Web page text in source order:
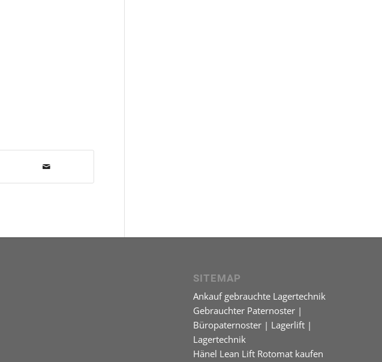
SITEMAP
Ankauf gebrauchte Lagertechnik
Gebrauchter Paternoster |
Büropaternoster | Lagerlift |
Lagertechnik
Hänel Lean Lift Rotomat kaufen